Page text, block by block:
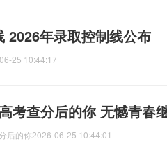
2026年录取控制线公布
25 10:44:17
考查分后的你 无憾青春
后的你2026-06-25 10:44:01